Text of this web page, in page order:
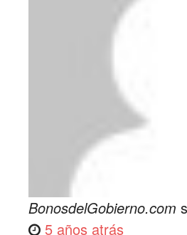
BonosdelGobierno.com
5 años atrás